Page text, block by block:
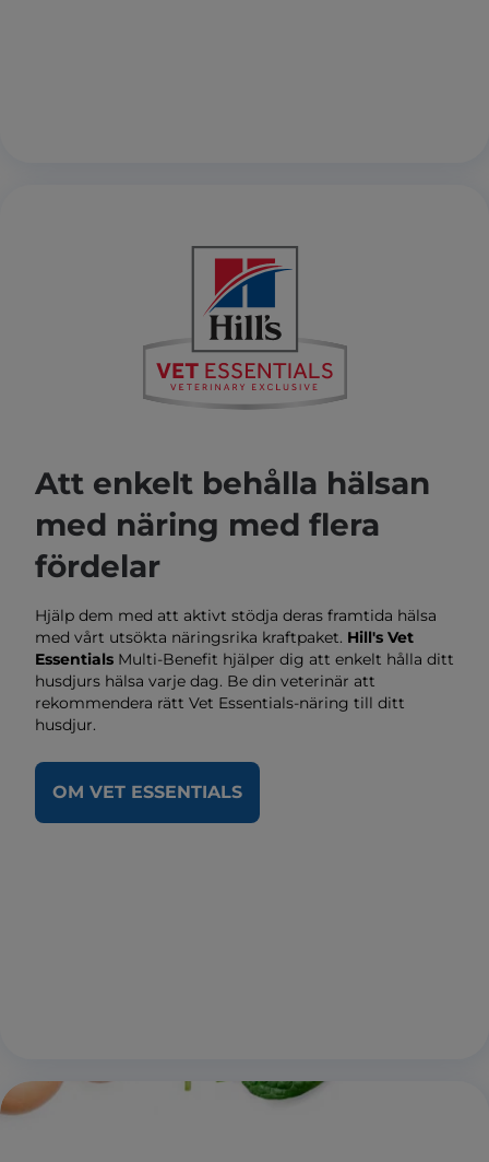
Att enkelt behålla hälsan
med näring med flera
fördelar
Hjälp dem med att aktivt stödja deras framtida hälsa
med vårt utsökta näringsrika kraftpaket. Hill's Vet
Essentials Multi-Benefit hjälper dig att enkelt hålla ditt
husdjurs hälsa varje dag. Be din veterinär att
rekommendera rätt Vet Essentials-näring till ditt
husdjur.
OM VET ESSENTIALS